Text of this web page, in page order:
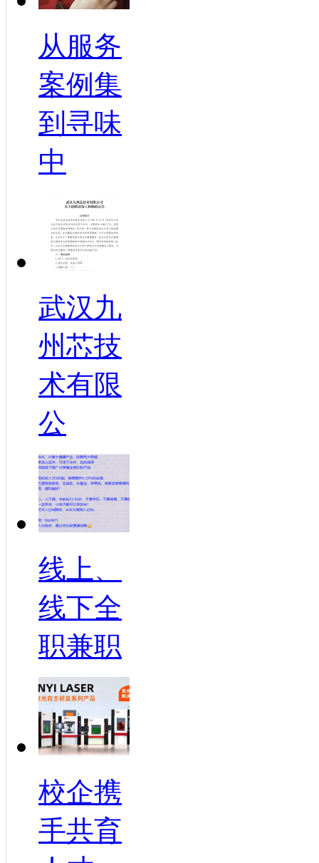
从服务
案例集
到寻味
中
武汉九
州芯技
术有限
公
线上、
线下全
职兼职
校企携
手共育